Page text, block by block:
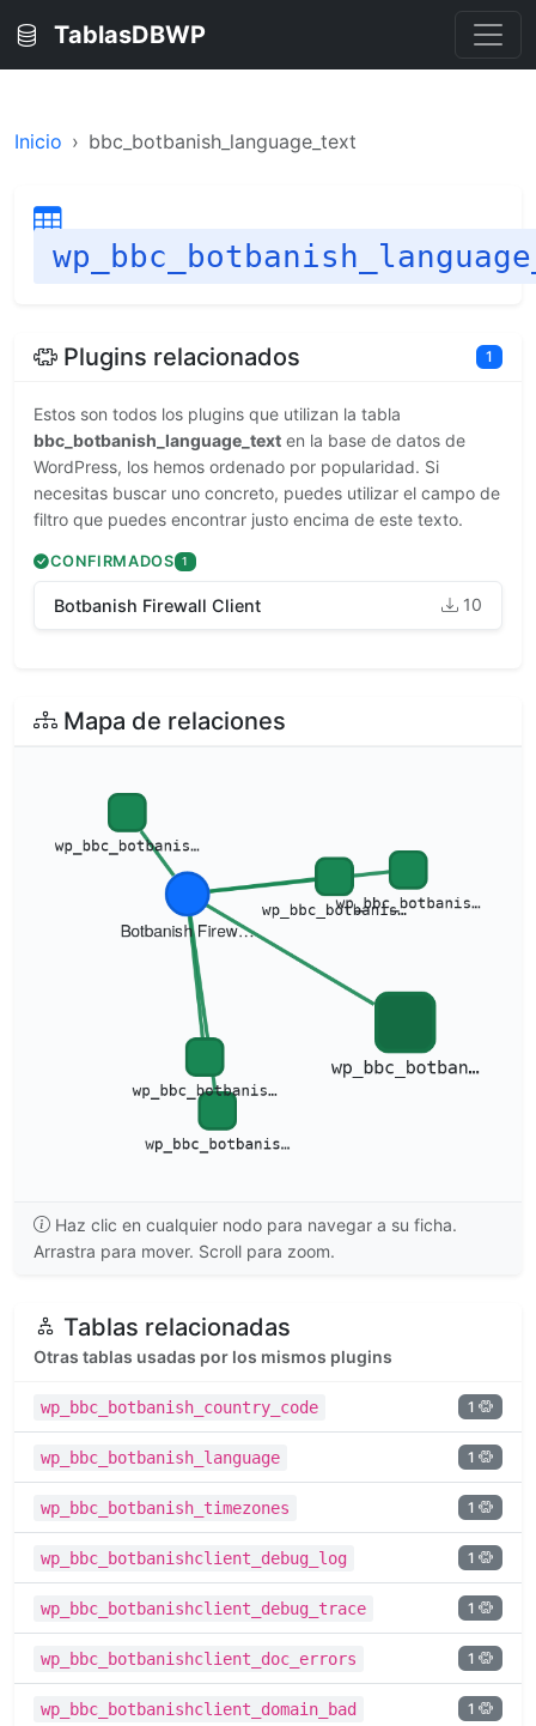
TablasDBWP
Inicio bbc_botbanish_language_text
Plugins relacionados 1
Estos son todos los plugins que utilizan la tabla
bbc_botbanish_language_text en la base de datos de
WordPress, los hemos ordenado por popularidad. Si
necesitas buscar uno concreto, puedes utilizar el campo de
filtro que puedes encontrar justo encima de este texto.
CONFIRMADOS 1
Botbanish Firewall Client 10
Mapa de relaciones
Haz clic en cualquier nodo para navegar a su ficha.
Arrastra para mover. Scroll para zoom.
Tablas relacionadas
Otras tablas usadas por los mismos plugins
wp_bbc_botbanish_country_code 1
wp_bbc_botbanish_language 1
wp_bbc_botbanish_timezones 1
wp_bbc_botbanishclient_debug_log 1
wp_bbc_botbanishclient_debug_trace 1
wp_bbc_botbanishclient_doc_errors 1
wp_bbc_botbanishclient_domain_bad 1